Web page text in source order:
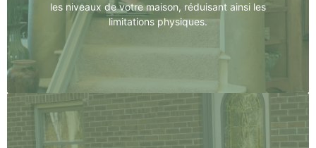
Explorer la solution
les niveaux de votre maison, réduisant ainsi les
limitations physiques.